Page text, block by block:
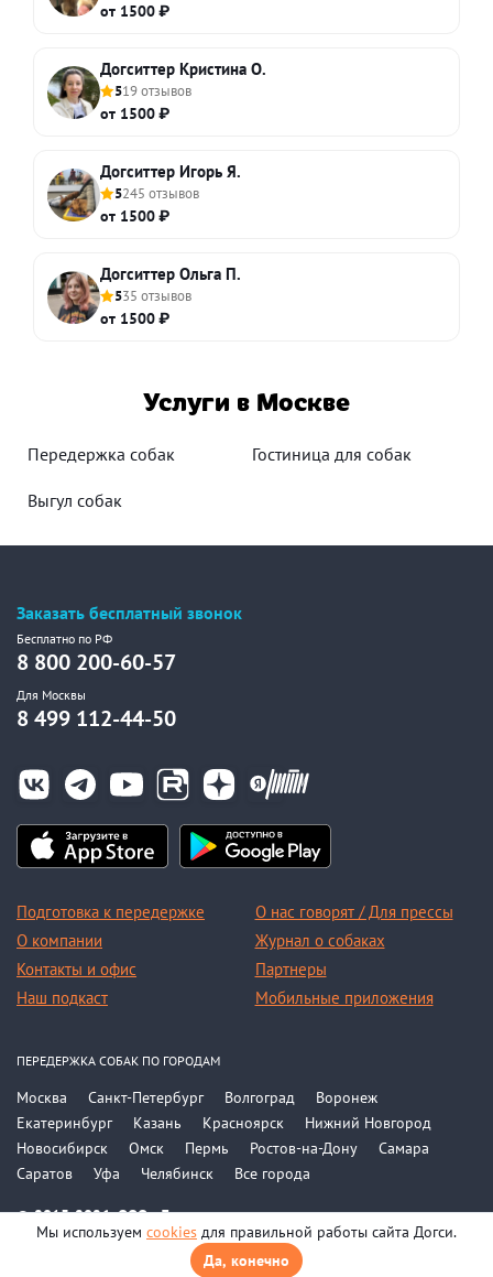
от 1500 ₽
Догситтер Кристина О.
519 отзывов
от 1500 ₽
Догситтер Игорь Я.
5245 отзывов
от 1500 ₽
Догситтер Ольга П.
535 отзывов
от 1500 ₽
Услуги в Москве
Передержка собак Гостиница для собак
Выгул собак
Заказать бесплатный звонок
Бесплатно по РФ
8 800 200-60-57
Для Москвы
8 499 112-44-50
Подготовка к передержке
О компании
Контакты и офис
Наш подкаст
О нас говорят / Для прессы
Журнал о собаках
Партнеры
Мобильные приложения
© 2015-2026, ООО «Догси»
Политика конфиденциальности
ПЕРЕДЕРЖКА СОБАК ПО ГОРОДАМ
Москва Санкт-Петербург Волгоград
Воронеж
Екатеринбург
Казань Красноярск
Нижний Новгород
Новосибирск
Омск Пермь Ростов-на-Дону
Самара
Саратов
Уфа Челябинск Все города
Мы используем cookies для правильной работы сайта Догси.
Да, конечно